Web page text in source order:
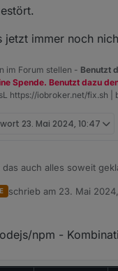
jetzt immer noch
im Forum stellen - Benutzt
Spende. Benutzt dazu
https://iobroker.net/fix.sh |
23. Mai 2024, 10:47
das auch alles soweit
mit "iob node-js-
schrieb am 23. Mai
zuletzt editiert von
npm -